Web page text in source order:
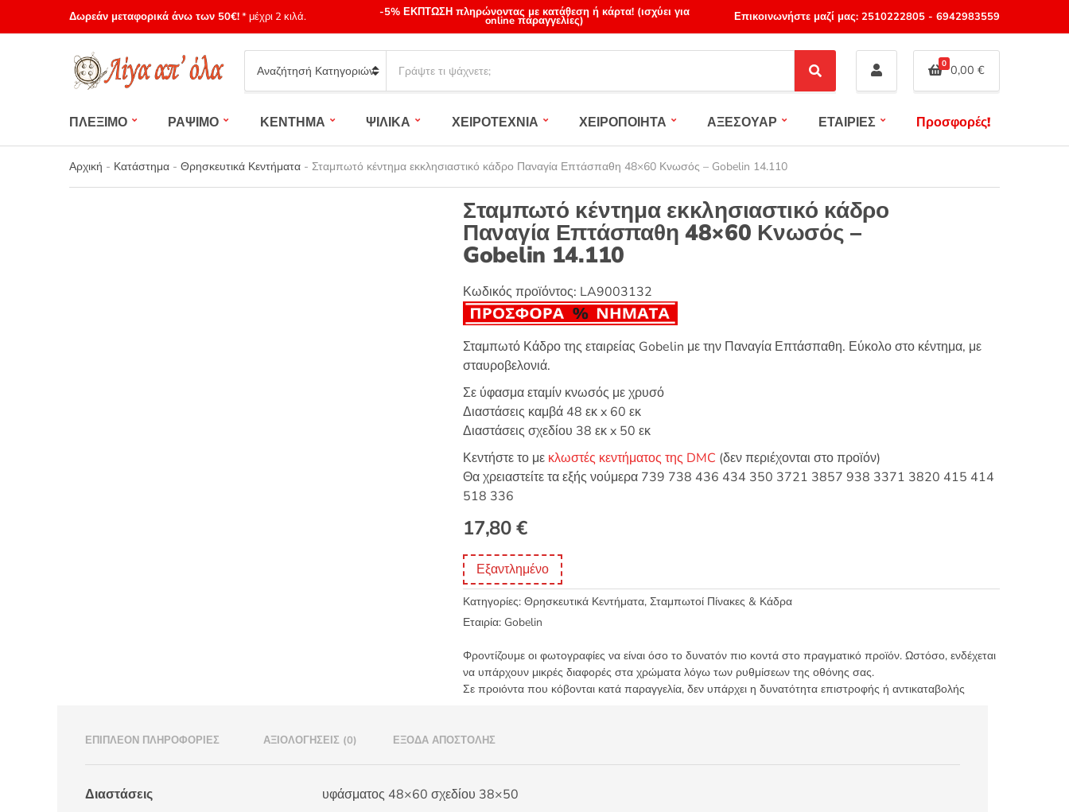
Δωρεάν μεταφορικά άνω των 50€!* μέχρι 2 κιλά. -5% ΕΚΠΤΩΣΗ πληρώνοντας με κατάθεση ή κάρτα! (ισχύει για
online παραγγελίες) Επικοινωνήστε μαζί μας: 2510222805- 6942983559
Category
name
a
c
h
p
S
e
c
0 0,00 €
ΠΛΕΞΙΜΟ ΡΑΨΙΜΟ ΚΕΝΤΗΜΑ ΨΙΛΙΚΑ ΧΕΙΡΟΤΕΧΝΙΑ ΧΕΙΡΟΠΟΙΗΤΑ ΑΞΕΣΟΥΑΡ ΕΤΑΙΡΙΕΣ Προσφορές!
Αρχική - Κατάστημα - Θρησκευτικά Κεντήματα - Σταμπωτό κέντημα εκκλησιαστικό κάδρο Παναγία Επτάσπαθη 48×60 Κνωσός – Gobelin 14.110
Σταμπωτό κέντημα εκκλησιαστικό κάδρο
Παναγία Επτάσπαθη 48×60 Κνωσός –
Gobelin 14.110
Κωδικός προϊόντος: LA9003132
Σταμπωτό Κάδρο της εταιρείας Gobelin με την Παναγία Επτάσπαθη. Εύκολο στο κέντημα, με
σταυροβελονιά.
Σε ύφασμα εταμίν κνωσός με χρυσό
Διαστάσεις καμβά 48 εκ x 60 εκ
Διαστάσεις σχεδίου 38 εκ x 50 εκ
Κεντήστε το με κλωστές κεντήματος της DMC (δεν περιέχονται στο προϊόν)
Θα χρειαστείτε τα εξής νούμερα 739 738 436 434 350 3721 3857 938 3371 3820 415 414
518 336
17,80€
Εξαντλημένο
Κατηγορίες: Θρησκευτικά Κεντήματα, Σταμπωτοί Πίνακες & Κάδρα
Εταιρία: Gobelin
Φροντίζουμε οι φωτογραφίες να είναι όσο το δυνατόν πιο κοντά στο πραγματικό προϊόν. Ωστόσο, ενδέχεται
να υπάρχουν μικρές διαφορές στα χρώματα λόγω των ρυθμίσεων της οθόνης σας.
Σε προιόντα που κόβονται κατά παραγγελία, δεν υπάρχει η δυνατότητα επιστροφής ή αντικαταβολής
ΕΠΙΠΛΈΟΝ ΠΛΗΡΟΦΟΡΊΕΣ ΑΞΙΟΛΟΓΉΣΕΙΣ (0) ΈΞΟΔΑ ΑΠΟΣΤΟΛΉΣ
Διαστάσεις
υφάσματος 48×60 σχεδίου 38×50